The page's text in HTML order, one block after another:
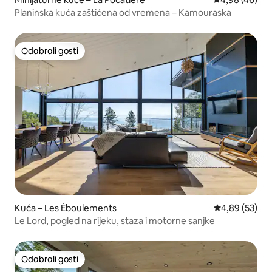
Planinska kuća zaštićena od vremena – Kamouraska
Odabrali gosti
Odabrali gosti
Kuća – Les Éboulements Prosječna
4,89 (53)
Le Lord, pogled na rijeku, staza i motorne sanjke
Odabrali gosti
Odabrali gosti